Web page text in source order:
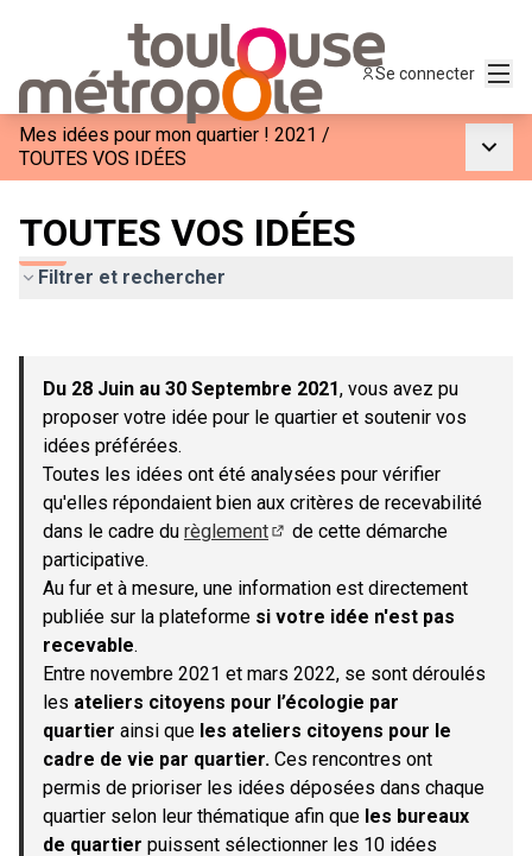
Se connecter
Mes idées pour mon quartier ! 2021 /
TOUTES VOS IDÉES
TOUTES VOS IDÉES
Filtrer et rechercher
−
Du 28 Juin au 30 Septembre 2021, vous avez pu
proposer votre idée pour le quartier et soutenir vos
idées préférées.
Toutes les idées ont été analysées pour vérifier
qu'elles répondaient bien aux critères de recevabilité
dans le cadre du règlement
de cette démarche
participative.
Au fur et à mesure, une information est directement
publiée sur la plateforme si votre idée n'est pas
recevable.
Entre novembre 2021 et mars 2022, se sont déroulés
les ateliers citoyens pour l’écologie par
quartier ainsi que les ateliers citoyens pour le
cadre de vie par quartier. Ces rencontres ont
permis de prioriser les idées déposées dans chaque
quartier selon leur thématique afin que les bureaux
de quartier puissent sélectionner les 10 idées